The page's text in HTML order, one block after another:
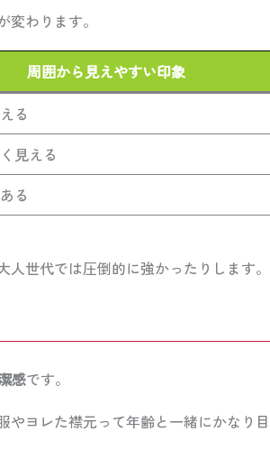
わります。
周囲から見えやすい印象
る
見える
る
世代では圧倒的に強かったりします。
感です。
やヨレた襟元って年齢と一緒にかなり目